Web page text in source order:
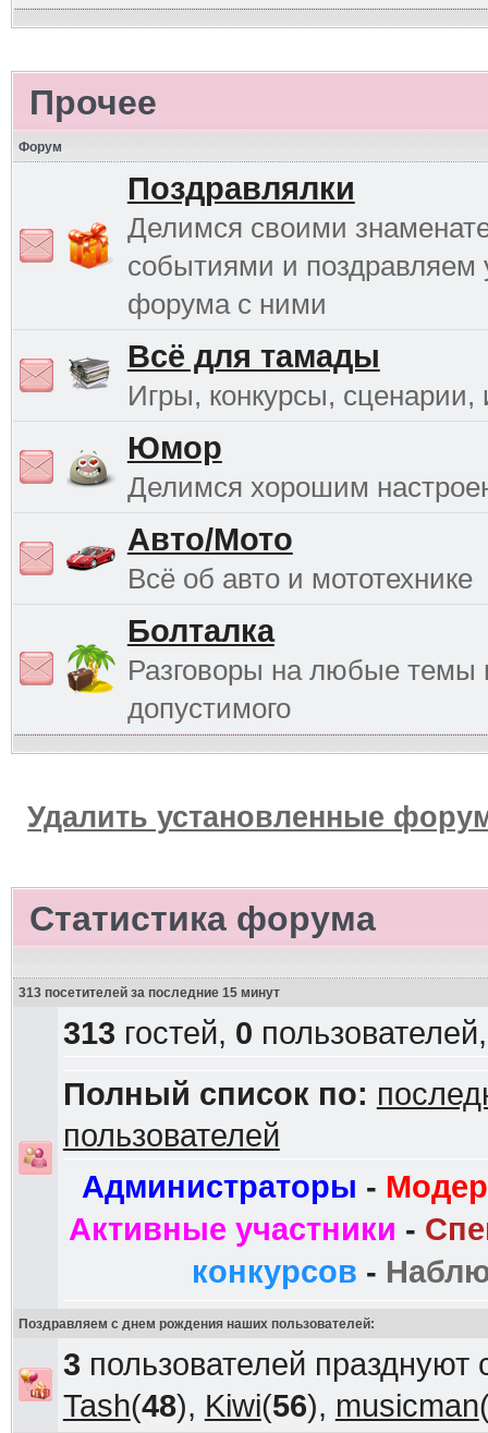
Прочее
Форум
Поздравлялки
Делимся своими
событиями и поздравляем
форума с ними
Всё для тамады
Игры, конкурсы, сценарии,
Юмор
Делимся хорошим
Авто/Мото
Всё об авто и мототехнике
Болталка
Разговоры на любые темы
допустимого
Удалить установленные
Статистика форума
313 посетителей за последние 15 минут
313 гостей, 0
Полный список по:
пользователей
Администраторы -
Активные участники -
конкурсов -
Поздравляем с днем рождения наших пользователей:
3 пользователей
Tash(48), Kiwi(56), musicman